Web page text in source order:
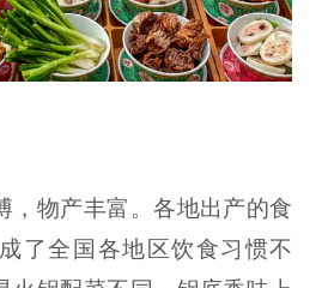
物产丰富。各地出产的食
了全国各地区饮食习惯不